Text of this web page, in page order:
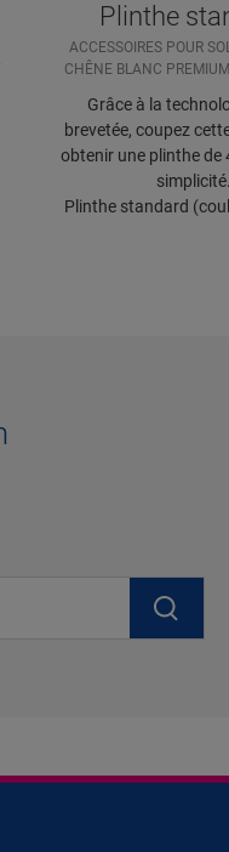
Plinthe
ACCESSOIRES POUR
CHÊNE BLANC PREMIUM
Grâce à la
brevetée, coupez
obtenir une plinthe de
Plinthe standard